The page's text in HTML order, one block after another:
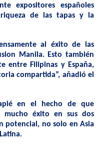
expositores españoles
de las tapas y la
al éxito de las
Manila. Esto también
entre Filipinas y España,
compartida”, añadió el
en el hecho de que
éxito en sus dos
potencial, no solo en Asia